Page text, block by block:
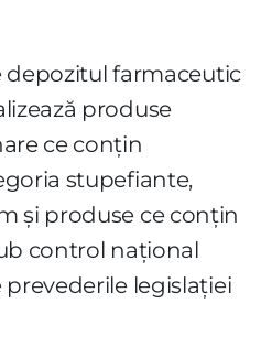
depozitul farmaceutic
produse
ce conţin
stupefiante,
şi produse ce conţin
control naţional
legislaţiei